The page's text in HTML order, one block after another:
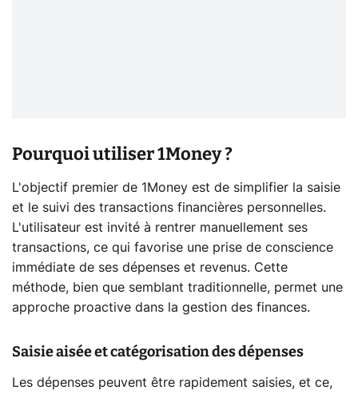
Pourquoi utiliser 1Money ?
L'objectif premier de 1Money est de simplifier la saisie
et le suivi des transactions financières personnelles.
L'utilisateur est invité à rentrer manuellement ses
transactions, ce qui favorise une prise de conscience
immédiate de ses dépenses et revenus. Cette
méthode, bien que semblant traditionnelle, permet une
approche proactive dans la gestion des finances.
Saisie aisée et catégorisation des dépenses
Les dépenses peuvent être rapidement saisies, et ce,